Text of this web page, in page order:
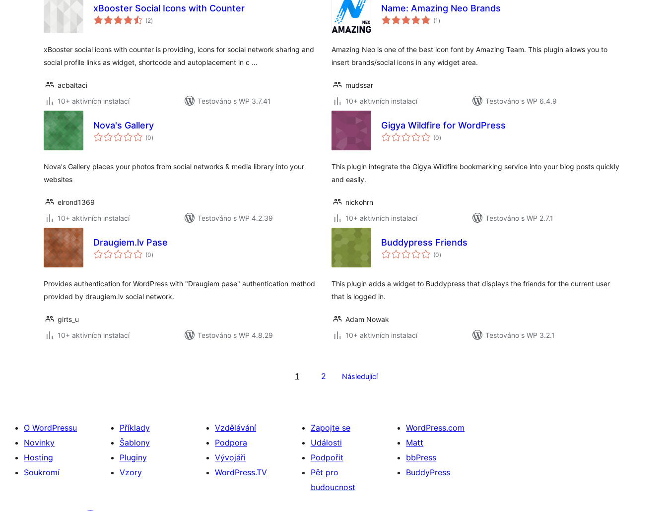
xBooster Social Icons with Counter
(2celkové
hodnocení
)
xBooster social icons with counter is providing, icons for social network sharing and
social profile links as widget, shortcode and autoplacement in c …
acbaltaci
10+ aktivních instalací
Testováno s WP 3.7.41
Name: Amazing Neo Brands
(1 celkové
hodnocení
)
Amazing Neo is one of the best icon font by Amazing Team. This plugin allows you to
insert brands/social icons in any widget area.
mudssar
10+ aktivních instalací
Testováno s WP 6.4.9
Nova's Gallery
(0celkové
hodnocení
)
Nova's Gallery places your photos from social networks & media library into your
websites
elrond1369
10+ aktivních instalací
Testováno s WP 4.2.39
Gigya Wildfire for WordPress
(0celkové
hodnocení
)
This plugin integrate the Gigya Wildfire bookmarking service into your blog posts quickly
and easily.
nickohrn
10+ aktivních instalací
Testováno s WP 2.7.1
Draugiem.lv Pase
(0celkové
hodnocení
)
Provides authentication for WordPress with "Draugiem pase" authentication method
provided by draugiem.lv social network.
girts_u
10+ aktivních instalací
Testováno s WP 4.8.29
Buddypress Friends
(0celkové
hodnocení
)
This plugin adds a widget to Buddypress that displays the friends for the current user
that is logged in.
Adam Nowak
10+ aktivních instalací
Testováno s WP 3.2.1
1 2 Následující
O WordPressu
Novinky
Hosting
Soukromí
Příklady
Šablony
Pluginy
Vzory
Vzdělávání
Podpora
Vývojáři
WordPress.TV
Zapojte se
Události
Podpořit
Pět pro
budoucnost
WordPress.com
Matt
bbPress
BuddyPress